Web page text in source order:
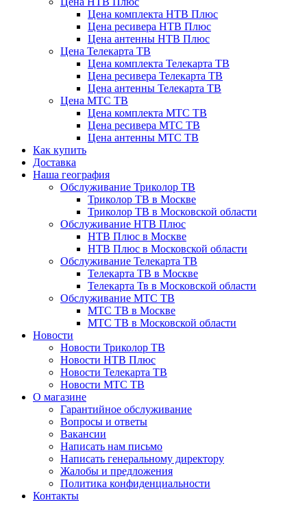
Цена комплекта НТВ Плюс
Цена ресивера НТВ Плюс
Цена антенны НТВ Плюс
Цена Телекарта ТВ
Цена комплекта Телекарта ТВ
Цена ресивера Телекарта ТВ
Цена антенны Телекарта ТВ
Цена МТС ТВ
Цена комплекта МТС ТВ
Цена ресивера МТС ТВ
Цена антенны МТС ТВ
Как купить
Доставка
Наша география
Обслуживание Триколор ТВ
Триколор ТВ в Москве
Триколор ТВ в Московской области
Обслуживание НТВ Плюс
НТВ Плюс в Москве
НТВ Плюс в Московской области
Обслуживание Телекарта ТВ
Телекарта ТВ в Москве
Телекарта Тв в Московской области
Обслуживание МТС ТВ
МТС ТВ в Москве
МТС ТВ в Московской области
Новости
Новости Триколор ТВ
Новости НТВ Плюс
Новости Телекарта ТВ
Новости МТС ТВ
О магазине
Гарантийное обслуживание
Вопросы и ответы
Вакансии
Написать нам письмо
Написать генеральному директору
Жалобы и предложения
Политика конфиденциальности
Контакты